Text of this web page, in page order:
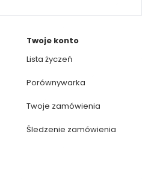
Twoje konto
Lista życzeń
Porównywarka
Twoje zamówienia
Śledzenie zamówienia